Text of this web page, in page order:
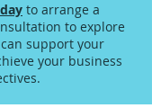
to arrange a
to explore
support your
your business